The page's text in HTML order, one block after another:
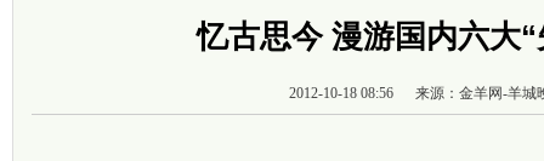
忆古思今 漫游国内六大
2012-10-18 08:56 来源：金羊网-羊城